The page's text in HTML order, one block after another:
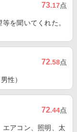
73.17点
を聞いてくれた。
72.58点
性）
72.44点
アコン、照明、太